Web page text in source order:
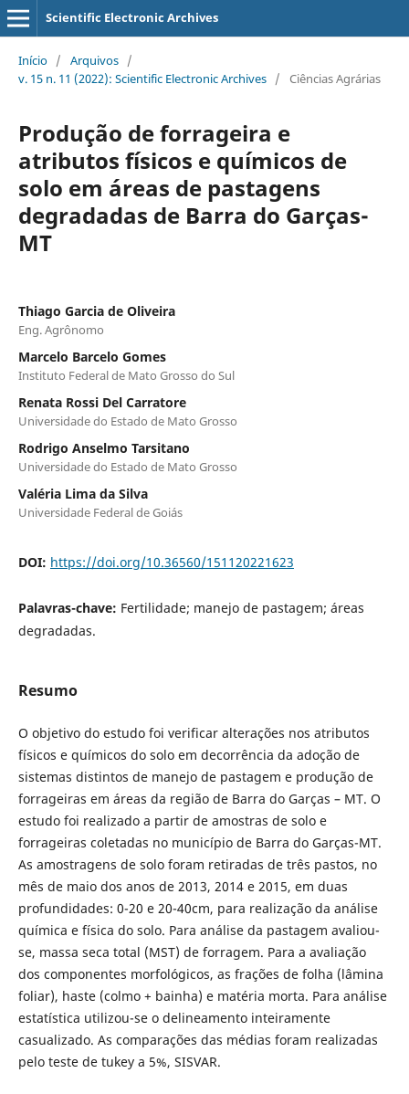
Scientific Electronic Archives
Início / Arquivos /
v. 15 n. 11 (2022): Scientific Electronic Archives / Ciências Agrárias
Produção de forrageira e
atributos físicos e químicos de
solo em áreas de pastagens
degradadas de Barra do Garças-
MT
Thiago Garcia de Oliveira
Eng. Agrônomo
Marcelo Barcelo Gomes
Instituto Federal de Mato Grosso do Sul
Renata Rossi Del Carratore
Universidade do Estado de Mato Grosso
Rodrigo Anselmo Tarsitano
Universidade do Estado de Mato Grosso
Valéria Lima da Silva
Universidade Federal de Goiás
DOI: https://doi.org/10.36560/151120221623
Palavras-chave: Fertilidade; manejo de pastagem; áreas
degradadas.
Resumo
O objetivo do estudo foi verificar alterações nos atributos
físicos e químicos do solo em decorrência da adoção de
sistemas distintos de manejo de pastagem e produção de
forrageiras em áreas da região de Barra do Garças – MT. O
estudo foi realizado a partir de amostras de solo e
forrageiras coletadas no município de Barra do Garças-MT.
As amostragens de solo foram retiradas de três pastos, no
mês de maio dos anos de 2013, 2014 e 2015, em duas
profundidades: 0-20 e 20-40cm, para realização da análise
química e física do solo. Para análise da pastagem avaliou-
se, massa seca total (MST) de forragem. Para a avaliação
dos componentes morfológicos, as frações de folha (lâmina
foliar), haste (colmo + bainha) e matéria morta. Para análise
estatística utilizou-se o delineamento inteiramente
casualizado. As comparações das médias foram realizadas
pelo teste de tukey a 5%, SISVAR.